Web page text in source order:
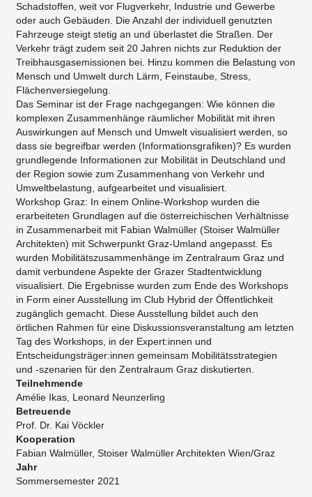
Schadstoffen, weit vor Flugverkehr, Industrie und Gewerbe
oder auch Gebäuden. Die Anzahl der individuell genutzten
Fahrzeuge steigt stetig an und überlastet die Straßen. Der
Verkehr trägt zudem seit 20 Jahren nichts zur Reduktion der
Treibhausgasemissionen bei. Hinzu kommen die Belastung von
Mensch und Umwelt durch Lärm, Feinstaube, Stress,
Flächenversiegelung.
Das Seminar ist der Frage nachgegangen: Wie können die
komplexen Zusammenhänge räumlicher Mobilität mit ihren
Auswirkungen auf Mensch und Umwelt visualisiert werden, so
dass sie begreifbar werden (Informationsgrafiken)? Es wurden
grundlegende Informationen zur Mobilität in Deutschland und
der Region sowie zum Zusammenhang von Verkehr und
Umweltbelastung, aufgearbeitet und visualisiert.
Workshop Graz: In einem Online-Workshop wurden die
erarbeiteten Grundlagen auf die österreichischen Verhältnisse
in Zusammenarbeit mit Fabian Walmüller (Stoiser Walmüller
Architekten) mit Schwerpunkt Graz-Umland angepasst. Es
wurden Mobilitätszusammenhänge im Zentralraum Graz und
damit verbundene Aspekte der Grazer Stadtentwicklung
visualisiert. Die Ergebnisse wurden zum Ende des Workshops
in Form einer Ausstellung im Club Hybrid der Öffentlichkeit
zugänglich gemacht. Diese Ausstellung bildet auch den
örtlichen Rahmen für eine Diskussionsveranstaltung am letzten
Tag des Workshops, in der Expert:innen und
Entscheidungsträger:innen gemeinsam Mobilitätsstrategien
und -szenarien für den Zentralraum Graz diskutierten.
Teilnehmende
Amélie Ikas, Leonard Neunzerling
Betreuende
Prof. Dr. Kai Vöckler
Kooperation
Fabian Walmüller, ​Stoiser Walmüller Architekten Wien/Graz
Jahr
Sommersemester 2021